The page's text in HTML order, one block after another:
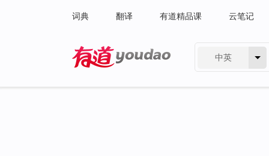
词典 翻译 有道精品课 云笔记
中英